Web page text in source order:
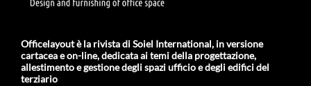
Officelayout è la rivista di Soiel International, in versione
cartacea e on-line, dedicata ai temi della progettazione,
allestimento e gestione degli spazi ufficio e degli edifici del
terziario